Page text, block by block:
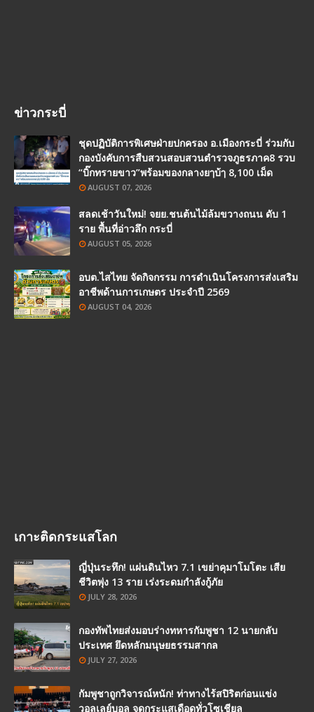
ข่าวกระบี่
ชุดปฏิบัติการพิเศษฝ่ายปกครอง อ.เมืองกระบี่ ร่วมกับ
กองบังคับการสืบสวนสอบสวนตำรวจภูธรภาค8 รวบ
“บิ๊กทรายขาว”พร้อมของกลางยๅบ้ๅ 8,100 เม็ด
AUGUST 07, 2026
สลดเช้าวันใหม่! จยย.ชนต้นไม้ล้มขวางถนน ดับ 1
ราย พื้นที่อ่าวลึก กระบี่
AUGUST 05, 2026
อบต.ไสไทย จัดกิจกรรม การดำเนินโครงการส่งเสริม
อาชีพด้านการเกษตร ประจำปี 2569
AUGUST 04, 2026
เกาะติดกระแสโลก
ญี่ปุ่นระทึก! แผ่นดินไหว 7.1 เขย่าคุมาโมโตะ เสีย
ชีวิตพุ่ง 13 ราย เร่งระดมกำลังกู้ภัย
JULY 28, 2026
กองทัพไทยส่งมอบร่างทหารกัมพูชา 12 นายกลับ
ประเทศ ยึดหลักมนุษยธรรมสากล
JULY 27, 2026
กัมพูชาถูกวิจารณ์หนัก! ท่าทางไร้สปิริตก่อนแข่ง
วอลเลย์บอล จุดกระแสเดือดทั่วโซเชียล